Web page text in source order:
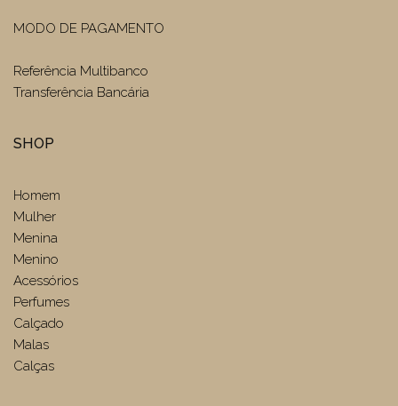
MODO DE PAGAMENTO
Referência Multibanco
Transferência Bancária
SHOP
Homem
Mulher
Menina
Menino
Acessórios
Perfumes
Calçado
Malas
Calças